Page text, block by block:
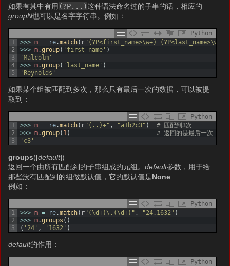
如果有其中有用 (?P...)这种语法命名过的子串的话，相应的
groupN也可以是名字字符串。例如：
Python
1
2
3
4
5
>>> m = re.match( r"(?P<first_name>\w+) (?P<last_name>\w+)"
>>> m.group( 'first_name' )
'Malcolm'
>>> m.group( 'last_name' )
'Reynolds'
如果某个组被匹配到多次，那么只有最后一次的数据，可以被提
取到：
Python
1
2
3
>>> m = re.match( r"(..)+" , "a1b2c3" )
# 匹配到3次
>>> m.group( 1 )
# 返回的是最后一次
'c3'
groups([default])
返回一个由所有匹配到的子串组成的元组。default参数，用于给
那些没有匹配到的组做默认值，它的默认值是None
例如：
Python
1
2
3
>>> m = re.match( r"(\d+)\.(\d+)" , "24.1632" )
>>> m.groups ( )
( '24' , '1632' )
default的作用：
Python